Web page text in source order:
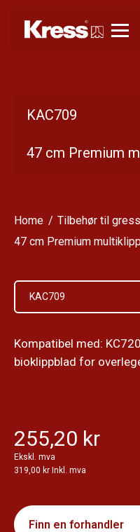
KAC709
47 cm Premium
Home
Tilbehør til
47 cm Premium
KAC709
Kompatibel med:
bioklippblad for
255,20 kr
Ekskl. mva
319,00 kr Inkl. mva
Finn en forhandler